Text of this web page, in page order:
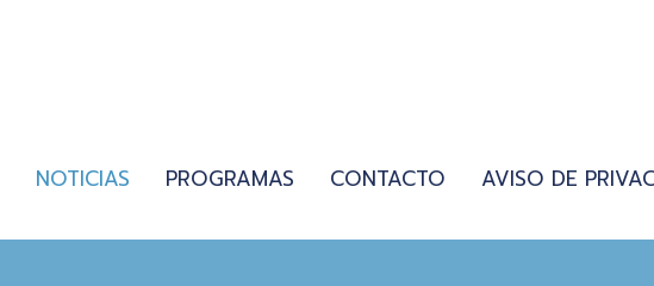
NOTICIAS PROGRAMAS CONTACTO AVISO DE